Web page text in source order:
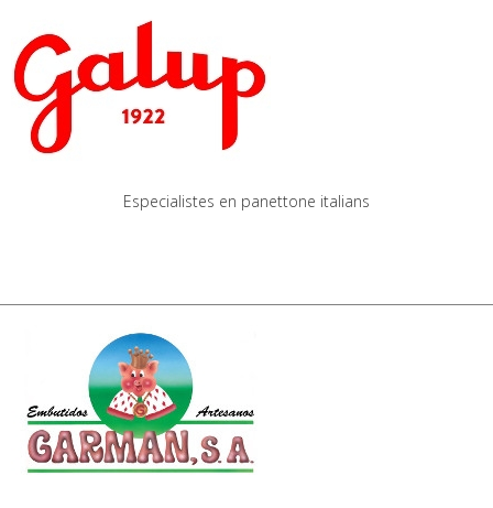
Especialistes en panettone italians